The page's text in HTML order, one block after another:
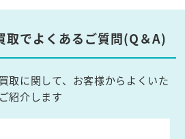
取でよくあるご質問(Q＆A)
取に関して、お客様からよくいた
紹介します